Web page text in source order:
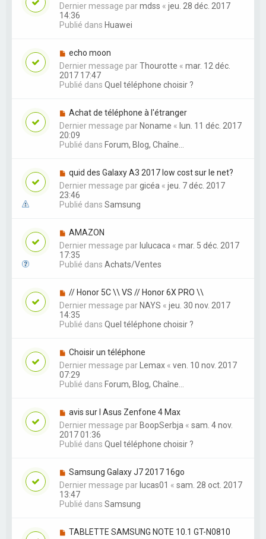
Dernier message parmdss « jeu. 28 déc. 2017
14:36
Publié dans Huawei
echo moon
Dernier message parThourotte « mar. 12 déc.
2017 17:47
Publié dans Quel téléphone choisir ?
Achat de téléphone à l'étranger
Dernier message parNoname « lun. 11 déc. 2017
20:09
Publié dans Forum, Blog, Chaîne...
quid des Galaxy A3 2017 low cost sur le net?
Dernier message pargicéa « jeu. 7 déc. 2017
23:46
Publié dans Samsung
AMAZON
Dernier message parlulucaca « mar. 5 déc. 2017
17:35
Publié dans Achats/Ventes
// Honor 5C \\ VS // Honor 6X PRO \\
Dernier message parNAYS « jeu. 30 nov. 2017
14:35
Publié dans Quel téléphone choisir ?
Choisir un téléphone
Dernier message parLemax « ven. 10 nov. 2017
07:29
Publié dans Forum, Blog, Chaîne...
avis sur l Asus Zenfone 4 Max
Dernier message parBoopSerbja « sam. 4 nov.
2017 01:36
Publié dans Quel téléphone choisir ?
Samsung Galaxy J7 2017 16go
Dernier message parlucas01 « sam. 28 oct. 2017
13:47
Publié dans Samsung
TABLETTE SAMSUNG NOTE 10.1 GT-N0810